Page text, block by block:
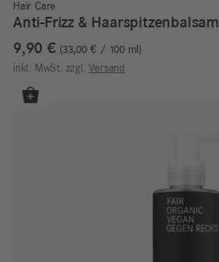
Hair Care
Anti-Frizz & Haarspitzenbalsam
9,90 € 33,00€ / 100 ml
inkl. MwSt. zzgl. Versand